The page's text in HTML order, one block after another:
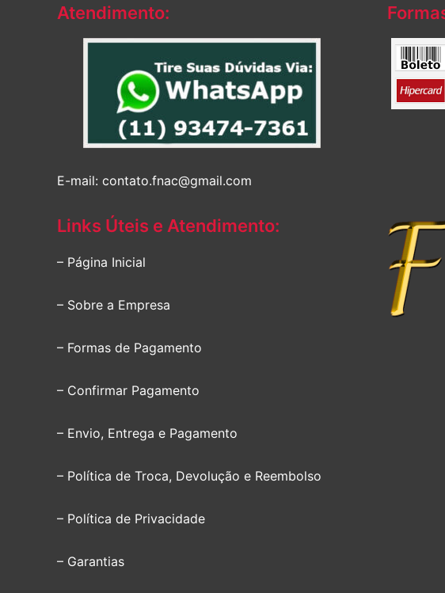
Atendimento:
E-mail: contato.fnac@gmail.com
Links Úteis e Atendimento:
– Página Inicial
– Sobre a Empresa
– Formas de Pagamento
– Confirmar Pagamento
– Envio, Entrega e Pagamento
– Política de Troca, Devolução e Reembolso
– Política de Privacidade
– Garantias